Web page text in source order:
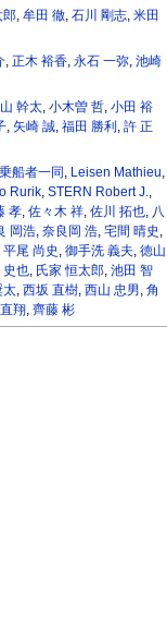
郎 ,牟田 徹 ,石川 剛志 ,米田
,正木 裕香,永石 一弥,池崎
幹太,小木曽 哲,小田 裕
, 矢崎 誠, 福田 勝利, 許 正
船者一同 , Leisen Mathieu,
Rurik, STERN Robert J.,
孝, 佐々木 祥, 佐川 拓也, 八
岡浩, 奈良岡 浩, 宅間 晴史 ,
平尾 尚史 , 御手洗 義夫, 徳山
史也, 氏家 恒太郎, 池田 智
太, 西坂 直樹, 西山 忠男, 角
翔, 齊藤 彬